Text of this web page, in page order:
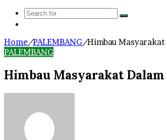
Search
Home/PALEMBANG/Himbau Masyarakat
PALEMBANG
Himbau Masyarakat